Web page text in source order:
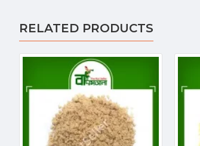
RELATED PRODUCTS